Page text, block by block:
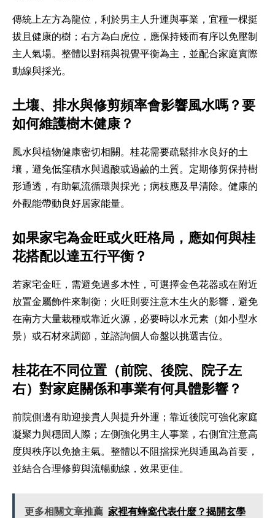
傳統上左方為龍位，利於男主人升運與事業，宜種一棵挺
拔且健康的樹；右方為白虎位，應保持矮而有序以免壓制
主人氣場。整體以對稱與視覺平衡為主，並配合家庭實際
動線與採光。
土壤、排水與修剪頻率會影響風水嗎？要
如何維護樹木健康？
風水與植物健康密切相關。桂花需要疏鬆排水良好的土
壤，避免低窪積水與過酸或過鹼的土質。定期修剪保持樹
形通透，有助氣流循環與採光；病枝應及早清除。健康的
外觀能帶動良好居家能量。
如果家宅為金旺或火旺格局，應如何與桂
花搭配以達五行平衡？
若家宅金旺，需避免過多木性，可選擇金色花器或在附近
放置金屬飾件來制衡；火旺則要注意木生火的影響，避免
在南方大量栽種或靠近火源，必要時以水元素（如小型水
景）或石材來調節，並諮詢個人命盤以挑選吉位。
桂花在不同位置（前院、後院、院子左
右）對家庭關係和事業有何具體影響？
前院側邊有助迎接貴人與提升外運；靠近後院可強化家庭
凝聚力與穩固人際；左側強化男主人事業，右側宜注意高
度與秩序以免搶主氣。整體以不阻擋採光與通風為首要，
並結合合理修剪與流暢動線，效果更佳。
更多相關文章推薦 家裡有蜂窩代表什麼？揭開玄學